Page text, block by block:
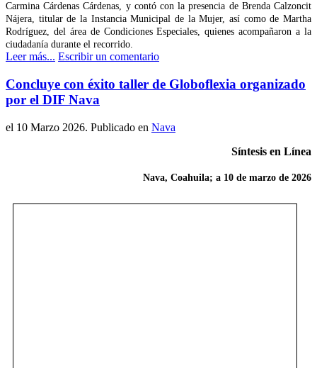
Carmina Cárdenas Cárdenas, y contó con la presencia de Brenda Calzoncit
Nájera, titular de la Instancia Municipal de la Mujer, así como de Martha
Rodríguez, del área de Condiciones Especiales, quienes acompañaron a la
ciudadanía durante el recorrido.
Leer más... Escribir un comentario
Concluye con éxito taller de Globoflexia organizado
por el DIF Nava
el 10 Marzo 2026. Publicado en Nava
Síntesis en Línea
Nava, Coahuila; a 10 de marzo de 2026